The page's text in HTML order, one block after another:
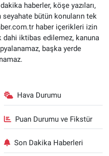
haberler, köşe yazıları,
bütün konuların tek
haber içerikleri izin
dahi iktibas edilemez, kanuna
başka yerde
Hava Durumu
Puan Durumu ve Fikstür
Son Dakika Haberleri